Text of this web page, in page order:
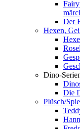
Der
Hexen,
Dino-
Die
Plüsch/